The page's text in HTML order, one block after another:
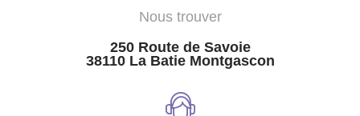
Nous trouver
250 Route de Savoie
38110 La Batie Montgascon